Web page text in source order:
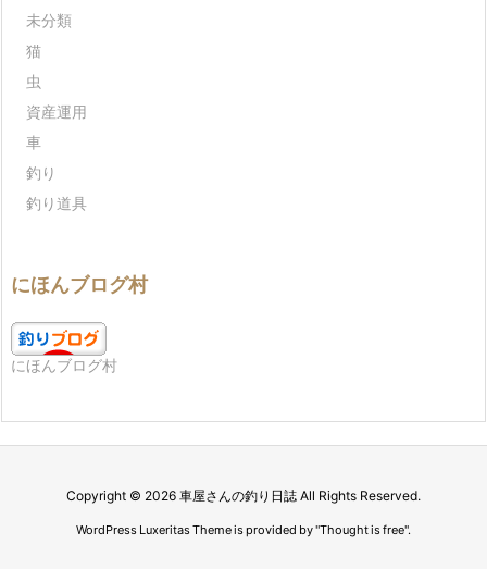
未分類
猫
虫
資産運用
車
釣り
釣り道具
にほんブログ村
にほんブログ村
Copyright © 2026 車屋さんの釣り日誌 All Rights Reserved.
WordPress Luxeritas Theme is provided by "Thought is free".